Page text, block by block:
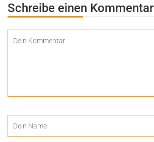
Schreibe einen Kommentar